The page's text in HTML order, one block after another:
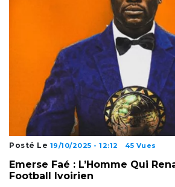
Posté Le 19/10/2025 - 12:12 45 Vues
Emerse Faé : L’Homme Qui
Football Ivoirien